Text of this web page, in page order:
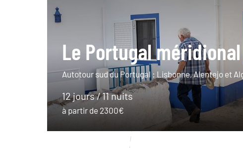
Le Portugal méridional
Autotour sud du Portugal : Lisbonne, Alentejo et
12 jours / 11 nuits
à partir de 2300€